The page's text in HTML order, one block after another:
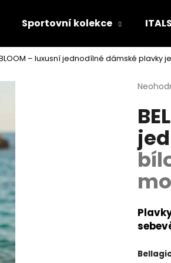
Sportovní kolekce
BLOOM – luxusní jednodílné dámské plavky
je
0,0
5
Co potřebujete najít?